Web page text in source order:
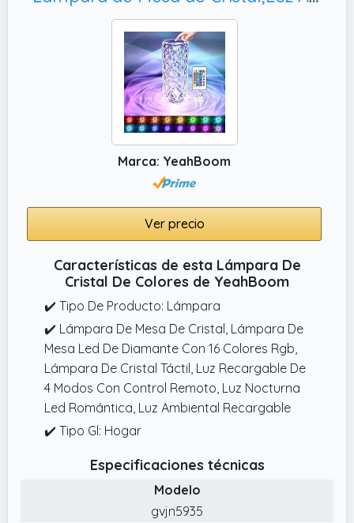
Marca: YeahBoom
Ver precio
Características de esta Lámpara De
Cristal De Colores de YeahBoom
✔️ Tipo De Producto: Lámpara
✔️ Lámpara De Mesa De Cristal, Lámpara De
Mesa Led De Diamante Con 16 Colores Rgb,
Lámpara De Cristal Táctil, Luz Recargable De
4 Modos Con Control Remoto, Luz Nocturna
Led Romántica, Luz Ambiental Recargable
✔️ Tipo Gl: Hogar
Especificaciones técnicas
Modelo
gvjn5935